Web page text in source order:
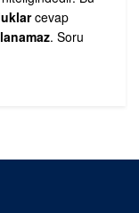
cevap
. Soru